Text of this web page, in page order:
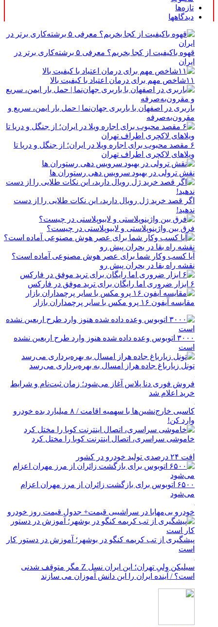
تازه‌ها
دیدگاهها
قهوه باکیفیت از کجا بخریم؟ معرفی ۵ برشته‌کاری برتر در
ایران
۱۱شاخص مهم برای درمان اعتیاد با کیفیت بالا
باربری در اصفهان با باربری جهان‌نما | حمل بار ایمن، سریع و
مقرون‌به‌صرفه
۶ مقصد محبوب برای اجاره ویلا در ایران؛ از جنگل و دریا تا
ویلاهای لاکچری اطراف تهران
نقش ترولی در بهبود سرویس دهی رستوران ها
اگر قصد خرید ژل رویال دارید، این نکات طلایی را از دست
ندهید!
فرق بین واژینوپلاستی و لابیوپلاستی در چیست؟
آیا کسب وکار شما برای عصر هوش مصنوعی آماده است؟
نقشه راه بقا در بحران پیش رو
۶ ابزار ضروری اما رایگان برای ترید موفق در فارکس
مقایسه آیفون ۱۶ پرو مکس با سایر پرچمداران بازار
۳۰۰۰ اتوبوس وعده داده شده هنوز وارد طرح اربعین نشده
است
تونل زیارباغ جاده هراز امسال به بهره‌برداری می‌رسد
فروش فوری دنا پلاس آغاز می‌شود؛ زمان ثبت‌نام و شرایط
خرید اعلام شد
کاسبی خارج‌نشین‌ها با سهمیه اقامت / ۸ میلیارد بده خودرو
وارد کن!
خاموشی سراسری، اتصال اینترنت کوبا را مختل کرد
افت ۲۴ درصدی تولید خودرو در کشور
۶۵۰۰ اتوبوس برای بازگشت زائران از مرز مهران اعزام
می‌شود
خودرو بی‌مهابا در سراشیبی قیمت+ جدول قیمت روز خودرو
پیشگیری از تب کریمه کنگو در بوشهر؛ آموزش در دستور کار
است
سیلیکن ولیِ تهران؛ این ایران نسل Z مگر متوقف شدنی
است؟ / آینده ایران را این دانش آموزان می سازند